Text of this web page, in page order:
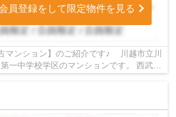
員登録をして限定物件を見る
ョン】のご紹介です♪ 川越市立川
中学校学区のマンションです。 西武新
ョン♪本川越...